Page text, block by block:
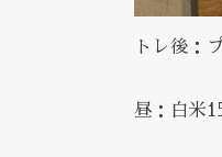
トレ後：
昼：白米